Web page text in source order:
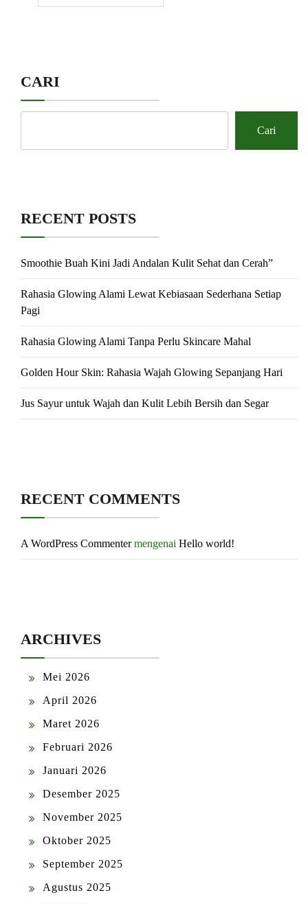
CARI
Cari
RECENT POSTS
Smoothie Buah Kini Jadi Andalan Kulit Sehat dan Cerah”
Rahasia Glowing Alami Lewat Kebiasaan Sederhana Setiap
Pagi
Rahasia Glowing Alami Tanpa Perlu Skincare Mahal
Golden Hour Skin: Rahasia Wajah Glowing Sepanjang Hari
Jus Sayur untuk Wajah dan Kulit Lebih Bersih dan Segar
RECENT COMMENTS
A WordPress Commentermengenai Hello world!
ARCHIVES
Mei 2026
April 2026
Maret 2026
Februari 2026
Januari 2026
Desember 2025
November 2025
Oktober 2025
September 2025
Agustus 2025